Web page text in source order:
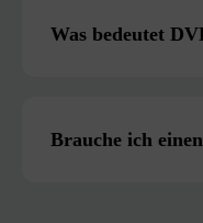
Was bedeutet
Brauche ich